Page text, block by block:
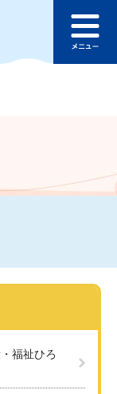
ュ
福祉ひろ